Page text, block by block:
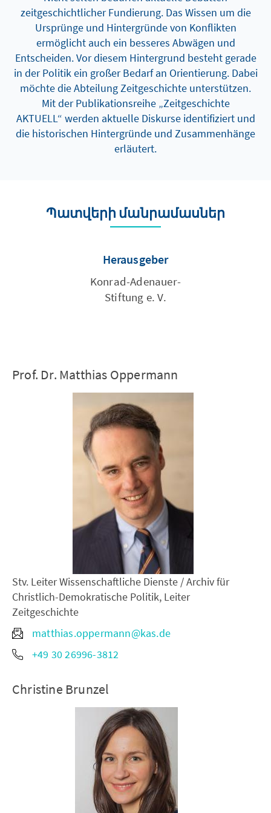
zeitgeschichtlicher Fundierung. Das Wissen um die
Ursprünge und Hintergründe von Konflikten
ermöglicht auch ein besseres Abwägen und
Entscheiden. Vor diesem Hintergrund besteht gerade
in der Politik ein großer Bedarf an Orientierung. Dabei
möchte die Abteilung Zeitgeschichte unterstützen.
Mit der Publikationsreihe „Zeitgeschichte
AKTUELL“ werden aktuelle Diskurse identifiziert und
die historischen Hintergründe und Zusammenhänge
erläutert.
Պատվերի մանրամասներ
Herausgeber
Konrad-Adenauer-
Stiftung e. V.
Prof. Dr. Matthias Oppermann
Stv. Leiter Wissenschaftliche Dienste / Archiv für
Christlich-Demokratische Politik, Leiter
Zeitgeschichte
matthias.oppermann@kas.de
+49 30 26996-3812
Christine Brunzel